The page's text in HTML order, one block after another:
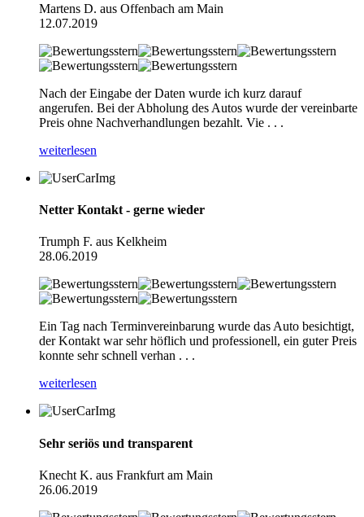
Martens D. aus Offenbach am Main
12.07.2019
Nach der Eingabe der Daten wurde ich kurz darauf
angerufen. Bei der Abholung des Autos wurde der vereinbarte
Preis ohne Nachverhandlungen bezahlt. Vie . . .
weiterlesen
Netter Kontakt - gerne wieder
Trumph F. aus Kelkheim
28.06.2019
Ein Tag nach Terminvereinbarung wurde das Auto besichtigt,
der Kontakt war sehr höflich und professionell, ein guter Preis
konnte sehr schnell verhan . . .
weiterlesen
Sehr seriös und transparent
Knecht K. aus Frankfurt am Main
26.06.2019